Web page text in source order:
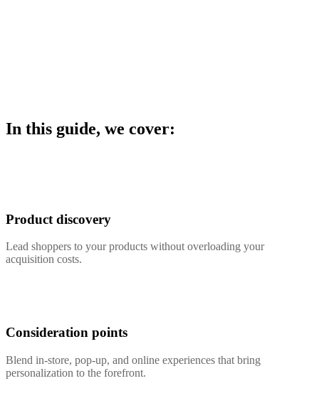
In this guide, we cover:
Product discovery
Lead shoppers to your products without overloading your
acquisition costs.
Consideration points
Blend in-store, pop-up, and online experiences that bring
personalization to the forefront.